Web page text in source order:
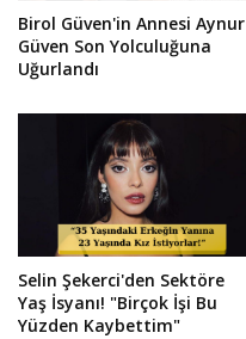
Birol Güven'in Annesi Aynur
Güven Son Yolculuğuna
Uğurlandı
Selin Şekerci'den Sektöre
Yaş İsyanı! "Birçok İşi Bu
Yüzden Kaybettim"